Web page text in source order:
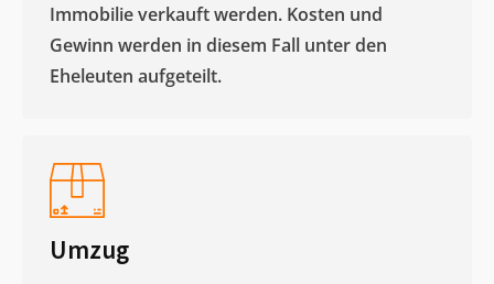
Immobilie verkauft werden. Kosten und
Gewinn werden in diesem Fall unter den
Eheleuten aufgeteilt.​
Umzug